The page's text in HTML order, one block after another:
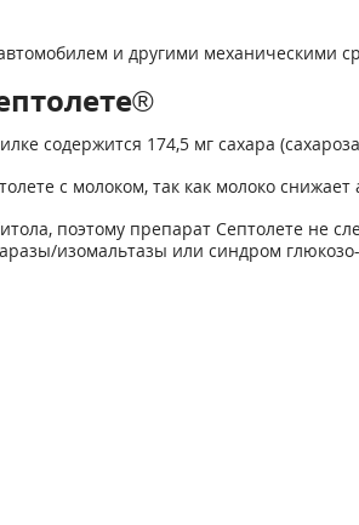
и другими механическими
содержится 174,5 мг сахара
с молоком, так как молоко
поэтому препарат Септолете не
изомальтазы или синдром